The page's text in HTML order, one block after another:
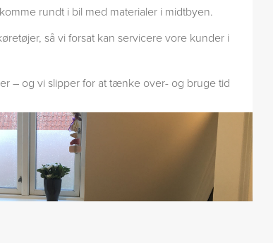
rundt i bil med materialer i midtbyen.
så vi forsat kan servicere vore kunder i
– og vi slipper for at tænke over- og bruge tid